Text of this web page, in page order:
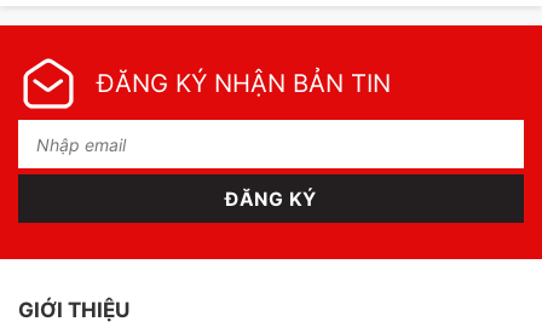
ĐĂNG KÝ NHẬN BẢN TIN
GIỚI THIỆU